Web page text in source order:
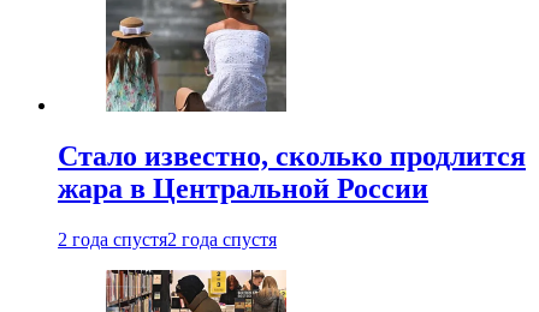
Стало известно, сколько продлится
жара в Центральной России
2 года спустя2 года спустя